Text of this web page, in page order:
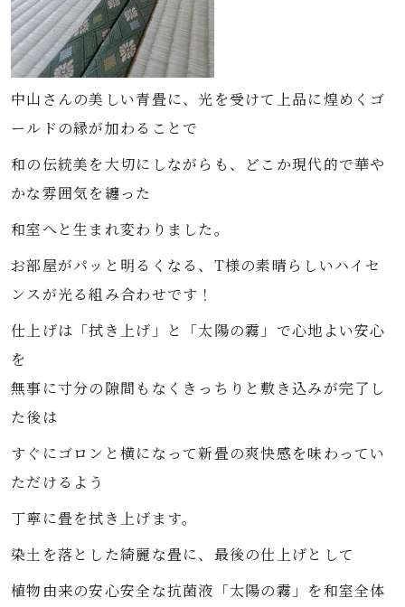
中山さんの美しい青畳に、光を受けて上品に煌めくゴ
ールドの縁が加わることで
和の伝統美を大切にしながらも、どこか現代的で華や
かな雰囲気を纏った
和室へと生まれ変わりました。
お部屋がパッと明るくなる、T様の素晴らしいハイセ
ンスが光る組み合わせです！
仕上げは「拭き上げ」と「太陽の霧」で心地よい安心
を
無事に寸分の隙間もなくきっちりと敷き込みが完了し
た後は
すぐにゴロンと横になって新畳の爽快感を味わってい
ただけるよう
丁寧に畳を拭き上げます。
染土を落とした綺麗な畳に、最後の仕上げとして
植物由来の安心安全な抗菌液「太陽の霧」を和室全体